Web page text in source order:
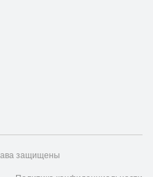
защищены